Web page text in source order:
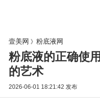
壹美网 》 粉底液网
粉底液的正确使
的艺术
2026-06-01 18:21:42 发布